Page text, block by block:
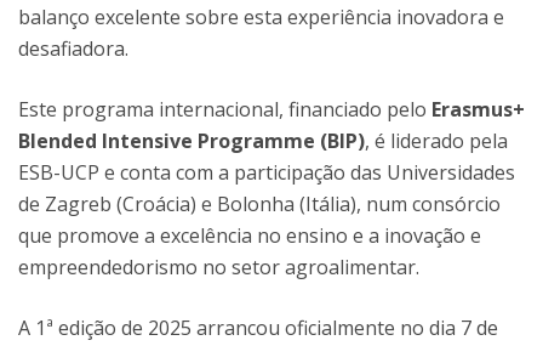
balanço excelente sobre esta experiência inovadora e
desafiadora.
Este programa internacional, financiado pelo Erasmus+
Blended Intensive Programme (BIP), é liderado pela
ESB-UCP e conta com a participação das Universidades
de Zagreb (Croácia) e Bolonha (Itália), num consórcio
que promove a excelência no ensino e a inovação e
empreendedorismo no setor agroalimentar.
A 1ª edição de 2025 arrancou oficialmente no dia 7 de